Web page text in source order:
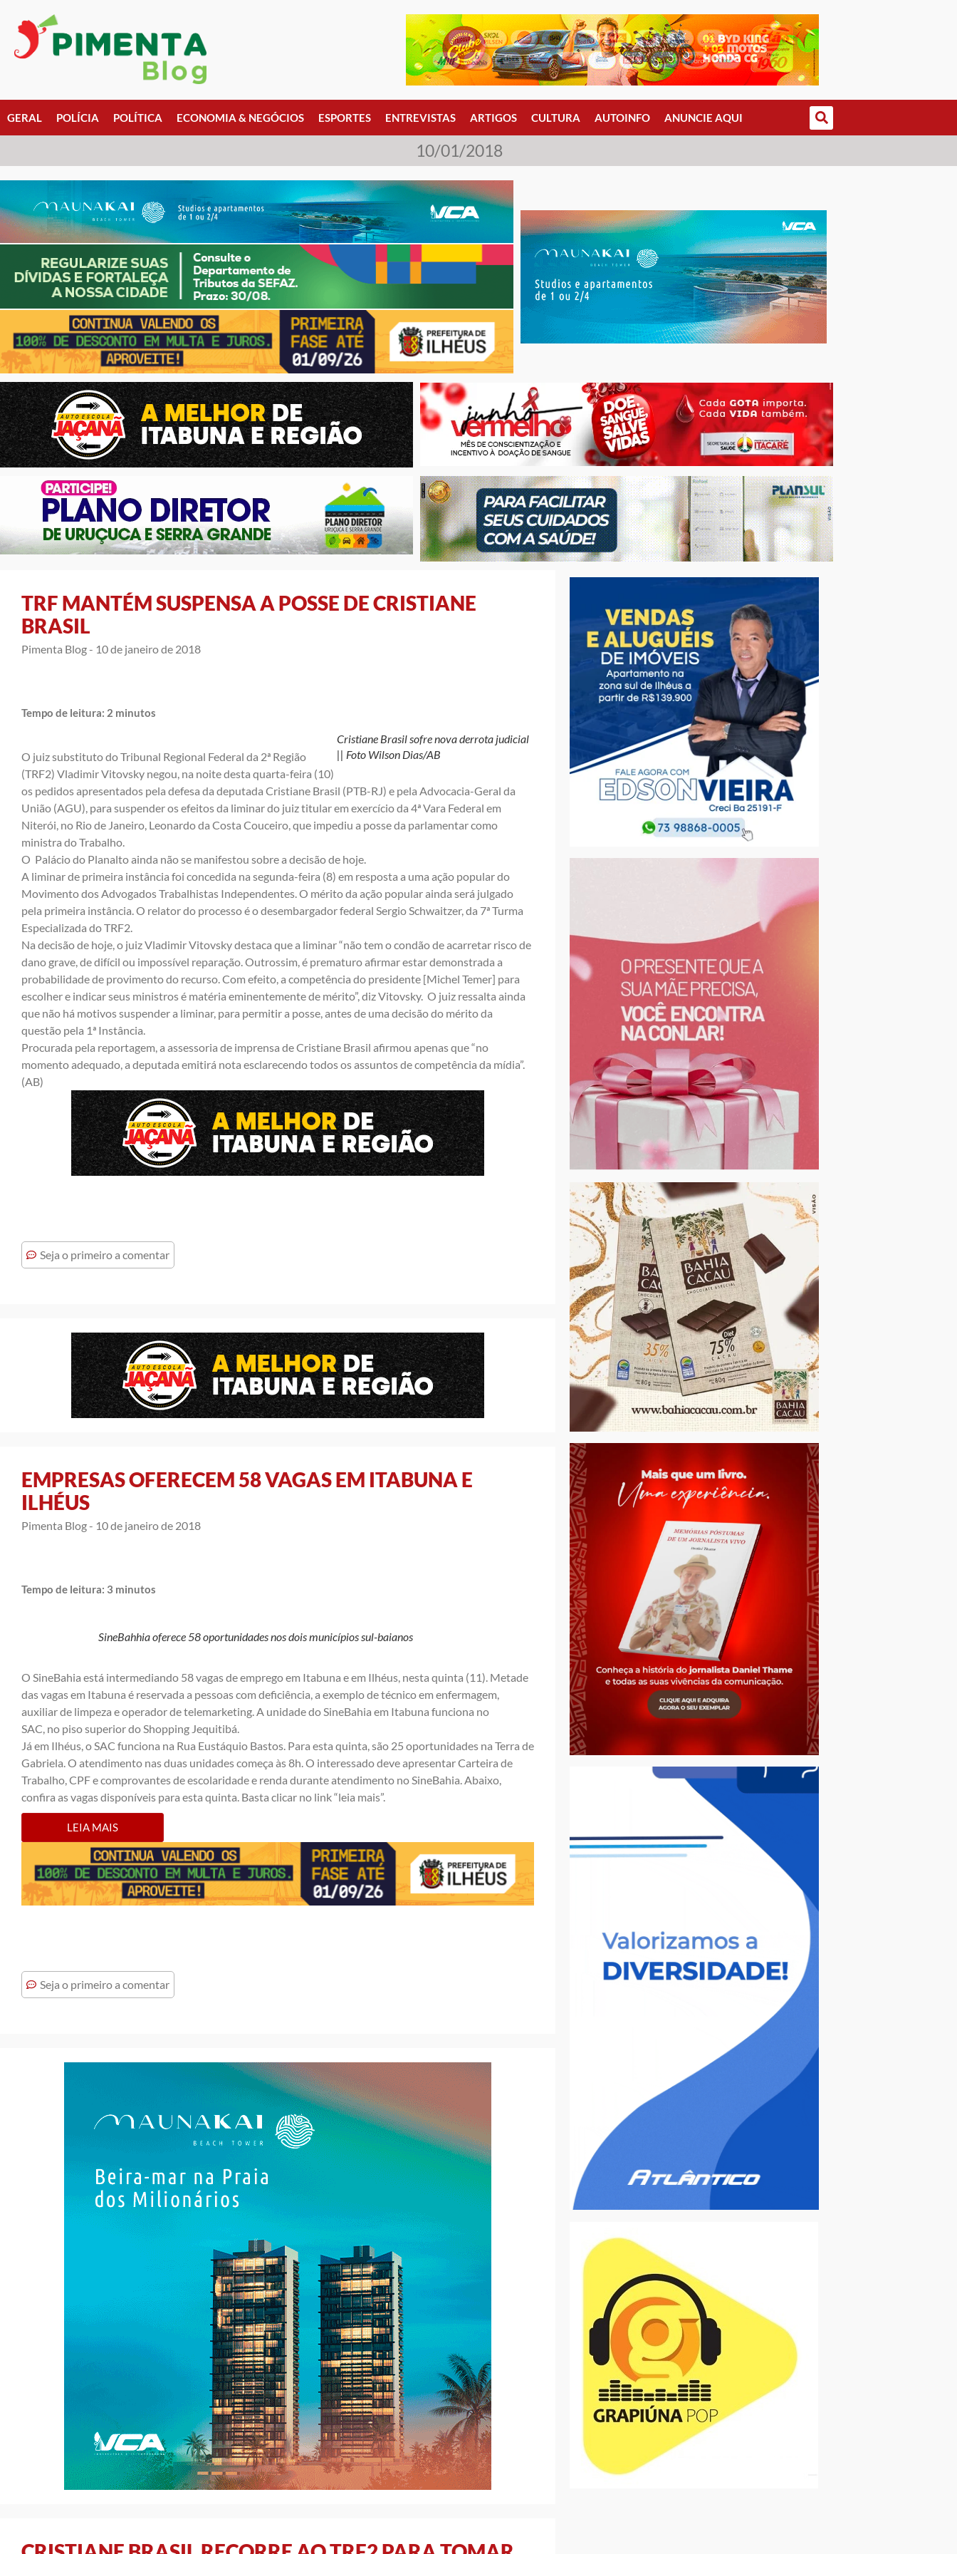
GERAL POLÍCIA POLÍTICA ECONOMIA & NEGÓCIOS ESPORTES ENTREVISTAS ARTIGOS CULTURA AUTOINFO ANUNCIE AQUI
10/01/2018
TRF MANTÉM SUSPENSA A POSSE DE CRISTIANE
BRASIL
Pimenta Blog - 10 de janeiro de 2018
Tempo de leitura: 2 minutos
Cristiane Brasil sofre nova derrota judicial
|| Foto Wilson Dias/AB
O juiz substituto do Tribunal Regional Federal da 2ª Região
(TRF2) Vladimir Vitovsky negou, na noite desta quarta-feira (10)
os pedidos apresentados pela defesa da deputada Cristiane Brasil (PTB-RJ) e pela Advocacia-Geral da
União (AGU), para suspender os efeitos da liminar do juiz titular em exercício da 4ª Vara Federal em
Niterói, no Rio de Janeiro, Leonardo da Costa Couceiro, que impediu a posse da parlamentar como
ministra do Trabalho.
O Palácio do Planalto ainda não se manifestou sobre a decisão de hoje.
A liminar de primeira instância foi concedida na segunda-feira (8) em resposta a uma ação popular do
Movimento dos Advogados Trabalhistas Independentes. O mérito da ação popular ainda será julgado
pela primeira instância. O relator do processo é o desembargador federal Sergio Schwaitzer, da 7ª Turma
Especializada do TRF2.
Na decisão de hoje, o juiz Vladimir Vitovsky destaca que a liminar “não tem o condão de acarretar risco de
dano grave, de difícil ou impossível reparação. Outrossim, é prematuro afirmar estar demonstrada a
probabilidade de provimento do recurso. Com efeito, a competência do presidente [Michel Temer] para
escolher e indicar seus ministros é matéria eminentemente de mérito”, diz Vitovsky. O juiz ressalta ainda
que não há motivos suspender a liminar, para permitir a posse, antes de uma decisão do mérito da
questão pela 1ª Instância.
Procurada pela reportagem, a assessoria de imprensa de Cristiane Brasil afirmou apenas que “no
momento adequado, a deputada emitirá nota esclarecendo todos os assuntos de competência da mídia”.
(AB)
Seja o primeiro a comentar
EMPRESAS OFERECEM 58 VAGAS EM ITABUNA E
ILHÉUS
Pimenta Blog - 10 de janeiro de 2018
Tempo de leitura: 3 minutos
SineBahhia oferece 58 oportunidades nos dois municípios sul-baianos
O SineBahia está intermediando 58 vagas de emprego em Itabuna e em Ilhéus, nesta quinta (11). Metade
das vagas em Itabuna é reservada a pessoas com deficiência, a exemplo de técnico em enfermagem,
auxiliar de limpeza e operador de telemarketing. A unidade do SineBahia em Itabuna funciona no
SAC, no piso superior do Shopping Jequitibá.
Já em Ilhéus, o SAC funciona na Rua Eustáquio Bastos. Para esta quinta, são 25 oportunidades na Terra de
Gabriela. O atendimento nas duas unidades começa às 8h. O interessado deve apresentar Carteira de
Trabalho, CPF e comprovantes de escolaridade e renda durante atendimento no SineBahia. Abaixo,
confira as vagas disponíveis para esta quinta. Basta clicar no link “leia mais”.
LEIA MAIS
Seja o primeiro a comentar